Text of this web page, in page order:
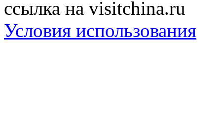
ссылка на visitchina.ru
Условия использования